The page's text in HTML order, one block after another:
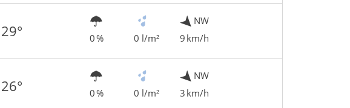
29° 0 % 0 l/m²
NW
9 km/h
26° 0 % 0 l/m²
NW
3 km/h